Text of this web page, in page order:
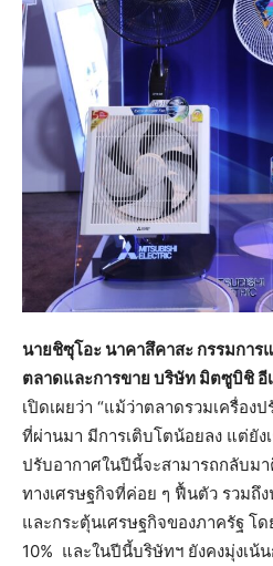
นายชิซุโอะ นาคาสึคาสะ กรรมการ
ตลาดและการขาย บริษัท มิตซูบิชิ
เปิดเผยว่า “แม้ว่าตลาดรวมเครื่อง
ที่ผ่านมา มีการเติบโตน้อยลง แต่ยัง
ปรับอากาศในปีนี้จะสามารถกลับ
ทางเศรษฐกิจที่ค่อย ๆ ฟื้นตัว รวมถึ
และกระตุ้นเศรษฐกิจของภาครัฐ โ
10% และในปีนี้บริษัทฯ ยังคงมุ่งเน้